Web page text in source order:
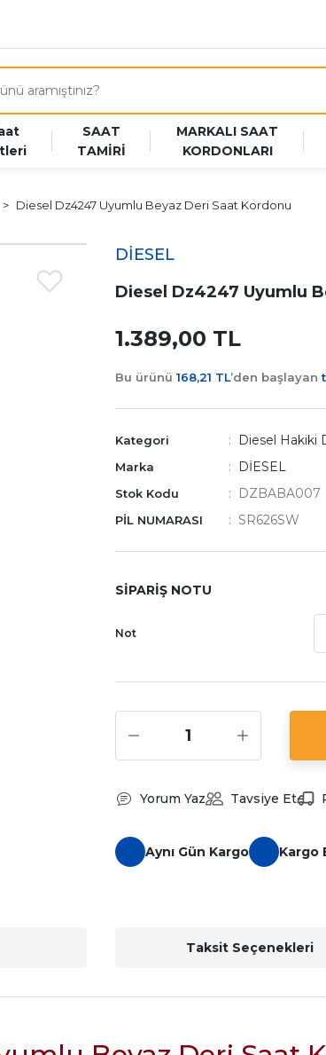
SAAT
TAMİRİ
MARKALI SAAT
KORDONLARI
Diesel Dz4247 Uyumlu Beyaz Deri Saat Kordonu
DİESEL
Diesel Dz4247 Uyumlu
1.389,00 TL
Bu ürünü 168,21 TL’den başlayan
Kategori Diesel Hakiki
Marka DİESEL
Stok Kodu DZBABA007
PİL NUMARASI SR626SW
SİPARİŞ NOTU
Not
Yorum Yaz Tavsiye Et
Aynı Gün Kargo Kargo
Taksit Seçenekleri